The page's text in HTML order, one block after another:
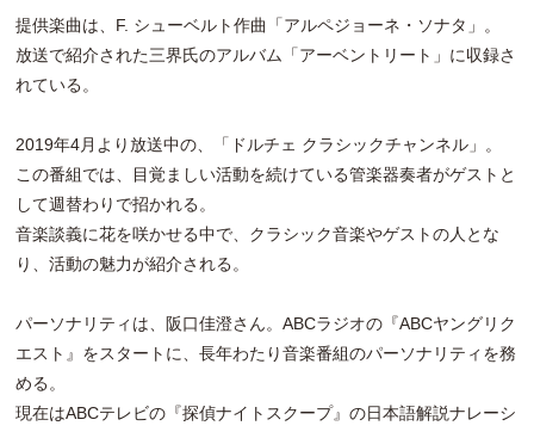
提供楽曲は、F. シューベルト作曲「アルペジョーネ・ソナタ」。
放送で紹介された三界氏のアルバム「アーベントリート」に収録さ
れている。
2019年4月より放送中の、「ドルチェ クラシックチャンネル」。
この番組では、目覚ましい活動を続けている管楽器奏者がゲストと
して週替わりで招かれる。
音楽談義に花を咲かせる中で、クラシック音楽やゲストの人とな
り、活動の魅力が紹介される。
パーソナリティは、阪口佳澄さん。ABCラジオの『ABCヤングリク
エスト』をスタートに、長年わたり音楽番組のパーソナリティを務
める。
現在はABCテレビの『探偵ナイトスクープ』の日本語解説ナレーシ